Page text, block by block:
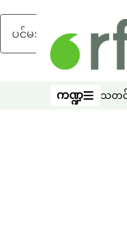
ပင်မအကြောင်းအရာသို့
ကဏ္ဍ
ကဏ္ဍ သတင်း